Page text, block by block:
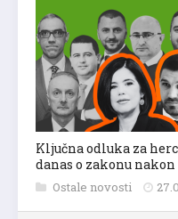
Ključna odluka za
danas o zakonu
Ostale novosti